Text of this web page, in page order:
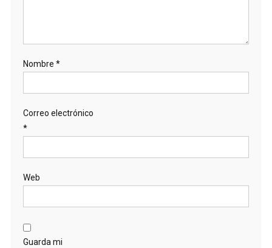
Nombre *
Correo electrónico
*
Web
Guarda mi